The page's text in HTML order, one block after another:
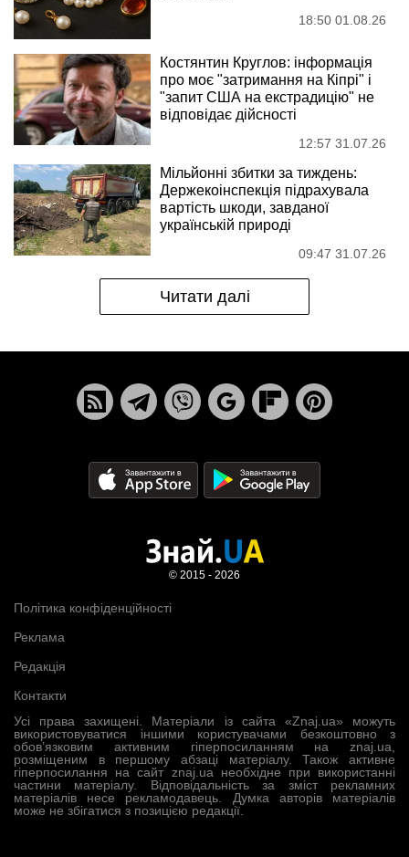
18:50 01.08.26
Костянтин Круглов: інформація
про моє "затримання на Кіпрі" і
"запит США на екстрадицію" не
відповідає дійсності
12:57 31.07.26
Мільйонні збитки за тиждень:
Держекоінспекція підрахувала
вартість шкоди, завданої
українській природі
09:47 31.07.26
Читати далі
Усі права захищені. Матеріали із сайта «Znaj.ua» можуть
використовуватися іншими користувачами безкоштовно з
обов’язковим активним гіперпосиланням на znaj.ua,
розміщеним в першому абзаці матеріалу. Також активне
гіперпосилання на сайт znaj.ua необхідне при використанні
частини матеріалу. Відповідальність за зміст рекламних
матеріалів несе рекламодавець. Думка авторів матеріалів
може не збігатися з позицією редакції.
Політика конфіденційності
Реклама
Редакція
Контакти
© 2015 - 2026